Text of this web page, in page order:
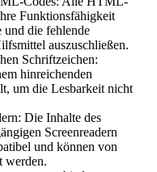
Funktionsfähigkeit
und die fehlende
auszuschließen.
Schriftzeichen:
hinreichenden
um die Lesbarkeit nicht
Die Inhalte des
Screenreadern
und können von
werden.